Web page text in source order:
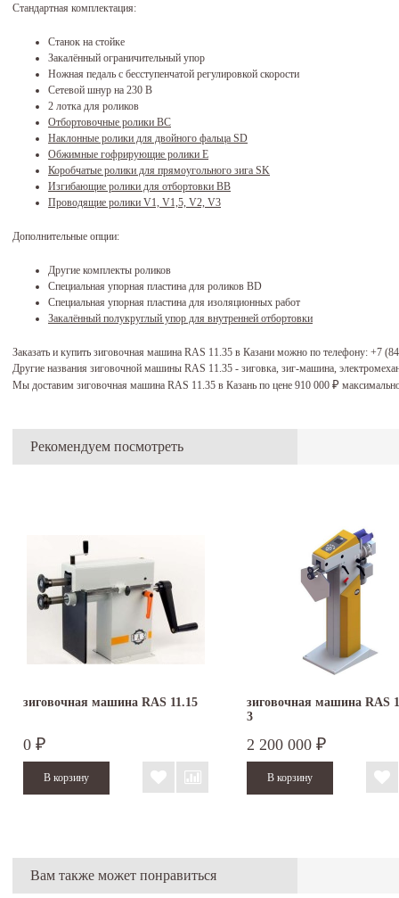
Стандартная комплектация:
Станок на стойке
Закалённый ограничительный упор
Ножная педаль с бесступенчатой регулировкой скорости
Сетевой шнур на 230 В
2 лотка для роликов
Отбортовочные ролики BC
Наклонные ролики для двойного фальца SD
Обжимные гофрирующие ролики Е
Коробчатые ролики для прямоугольного зига SK
Изгибающие ролики для отбортовки ВВ
Проводящие ролики V1, V1,5, V2, V3
Дополнительные опции:
Другие комплекты роликов
Специальная упорная пластина для роликов BD
Специальная упорная пластина для изоляционных работ
Закалённый полукруглый упор для внутренней отбортовки
Заказать и купить зиговочная машина RAS 11.35 в Казани можно по телефону: +7
Другие названия зиговочной машины RAS 11.35 - зиговка, зиг-машина,
Мы доставим зиговочная машина RAS 11.35 в Казань по цене 910 000 ₽
Рекомендуем посмотреть
зиговочная машина RAS 11.15
0 ₽
зиговочная машина RAS
3
2 200 000 ₽
Вам также может понравиться